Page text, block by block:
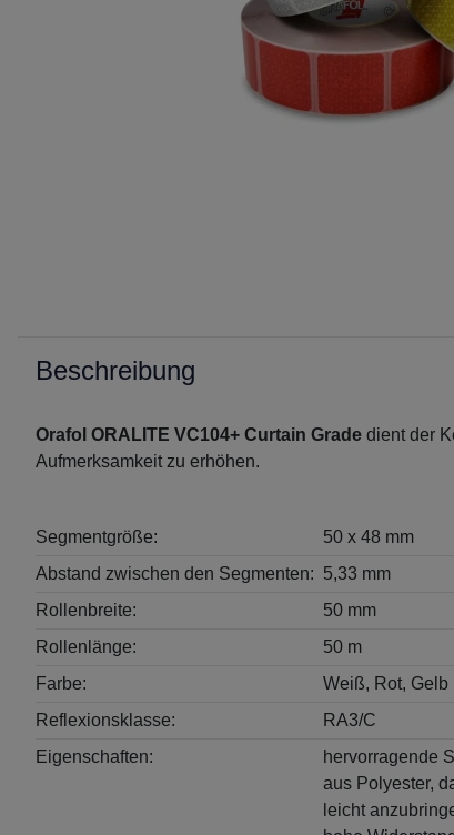
Beschreibung
Orafol ORALITE VC104+ Curtain Grade dient der
Aufmerksamkeit zu erhöhen.
Segmentgröße:
50 x 48 mm
Abstand zwischen den Segmenten: 5,33 mm
Rollenbreite:
50 mm
Rollenlänge:
50 m
Farbe:
Weiß, Rot, Gelb
Reflexionsklasse:
RA3/C
Eigenschaften:
hervorragende
aus Polyester,
leicht